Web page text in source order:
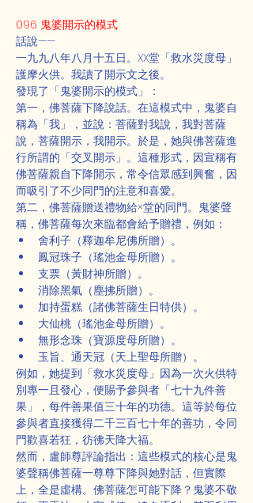
096 鬼婆開示的模式
話說——
一九九八年八月十五日。XX堂「救水災度母」
護摩火供。我讀了開示文之後。
發現了「鬼婆開示的模式」：
第一，佛菩薩下降說話。在這模式中，鬼婆自
稱為「我」，並說：菩薩對我說，我對菩薩
說，菩薩開示，我開示。於是，她與佛菩薩進
行所謂的「交叉開示」。這種形式，因宣稱有
佛菩薩親自下降開示，常令信眾感到興奮，因
而吸引了不少同門的注意和喜愛。
第二，佛菩薩贈送禮物給×堂的同門。鬼婆聲
稱，佛菩薩每次來臨都會給予贈禮，例如：
舍利子（釋迦牟尼佛所贈）。
鳳冠珠子（瑤池金母所贈）。
支票（黃財神所贈）。
消除黑氣（塵拂所贈）。
加持蛋糕（諸佛菩薩生日特供）。
大仙桃（瑤池金母所贈）。
無形念珠（寶源度母所贈）。
玉旨、通天冠（天上聖母所贈）。
例如，她提到「救水災度母」因為一次火供特
別專一且發心，便賜予參與者「七十九件善
果」，每件善果值三十年的功德。這等於每位
參與者直接獲得二千三百七十年的善功，令同
門歡喜若狂，彷彿天降大福。
然而，盧師尊評論指出：這些模式的核心是鬼
婆聲稱佛菩薩一尊尊下降與她對話，但實際
上，全是虛構。佛菩薩怎可能下降？鬼婆不敬